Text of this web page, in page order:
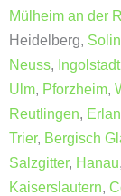
Mülheim an der
Heidelberg,
Neuss, Ingolstadt
Ulm, Pforzheim,
Reutlingen,
Trier, Bergisch
Salzgitter, Hanau,
Kaiserslautern,